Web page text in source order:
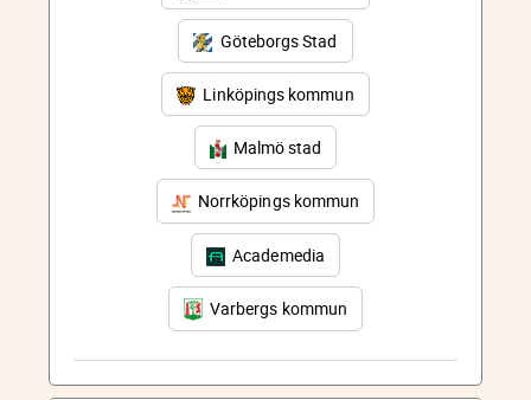
Göteborgs Stad
Linköpings kommun
Malmö stad
Norrköpings kommun
Academedia
Varbergs kommun